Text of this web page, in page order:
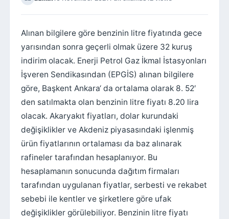
Alınan bilgilere göre benzinin litre fiyatında gece
yarısından sonra geçerli olmak üzere 32 kuruş
indirim olacak. Enerji Petrol Gaz İkmal İstasyonları
İşveren Sendikasından (EPGİS) alınan bilgilere
göre, Başkent Ankara‘ da ortalama olarak 8. 52′
den satılmakta olan benzinin litre fiyatı 8.20 lira
olacak. Akaryakıt fiyatları, dolar kurundaki
değişiklikler ve Akdeniz piyasasındaki işlenmiş
ürün fiyatlarının ortalaması da baz alınarak
rafineler tarafından hesaplanıyor. Bu
hesaplamanın sonucunda dağıtım firmaları
tarafından uygulanan fiyatlar, serbesti ve rekabet
sebebi ile kentler ve şirketlere göre ufak
değişiklikler görülebiliyor. Benzinin litre fiyatı